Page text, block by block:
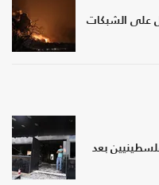
على الشبكات
بعد